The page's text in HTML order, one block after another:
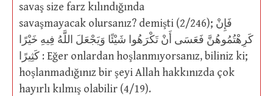
savaş size farz kılındığında
savaşmayacak olursanız? demişti (2/246); فَإِنْ
كَرِهْتُمُوهُنَّ فَعَسَى أَنْ تَكْرَهُوا شَيْئًا وَيَجْعَلَ اللَّهُ فِيهِ خَيْرًا
كَثِيرًا : Eğer onlardan hoşlanmıyorsanız, biliniz ki;
hoşlanmadığınız bir şeyi Allah hakkınızda çok
hayırlı kılmış olabilir (4/19).